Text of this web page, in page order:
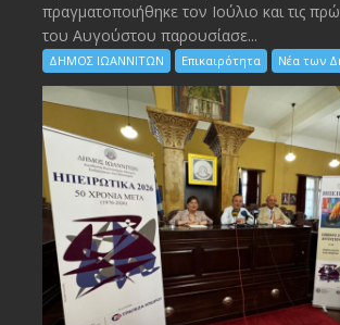
πραγματοποιήθηκε τον Ιούλιο και τις
του Αυγούστου παρουσίασε...
ΔΗΜΟΣ ΙΩΑΝΝΙΤΩΝ Επικαιρότητα Νέα των